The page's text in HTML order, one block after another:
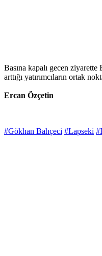
Basına kapalı gecen
arttığı yatırımcıların ortak
Ercan Özçetin
#Gökhan Bahçeci #Lapseki